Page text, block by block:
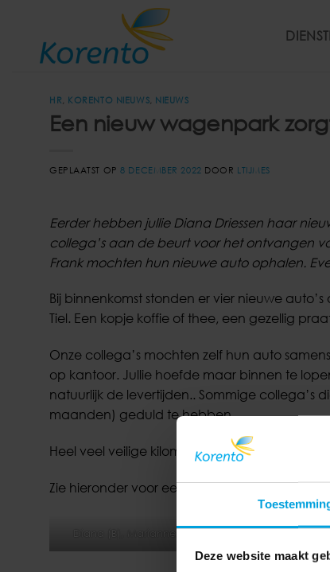
Deze website maakt
inhoud
HR KORENTO NIEUWS NIEUWS
Een nieuw wagenpark
GEPLAATST OP8 DECEMBER 2022 DOOR LTIJMES
Eerder hebben jullie Diana Driessen haar
collega’s aan de beurt voor het ontvangen
Frank mochten hun nieuwe auto ophalen.
Bij binnenkomst stonden er vier nieuwe
Tiel. Een kopje koffie of thee, een gezellig
Onze collega’s mochten zelf hun auto
op kantoor. Jullie hoefde maar binnen te
natuurlijk de levertijden.. Sommige
maanden) geduld te hebben.
Heel veel veilige kilometers gewenst collega’s!
Zie hieronder voor een kleine sfeerimpressie.
Diana (B), Marianne, Melanie & Frank